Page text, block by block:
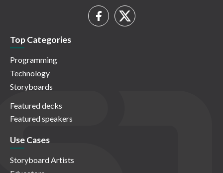
Top Categories
Programming
Technology
Storyboards
Featured decks
Featured speakers
Use Cases
Storyboard Artists